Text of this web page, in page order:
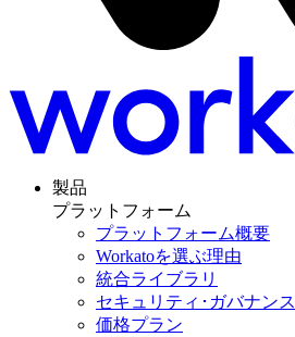
製品
プラットフォーム
プラットフォーム概要
Workatoを選ぶ理由
統合ライブラリ
セキュリティ･ガバナンス
価格プラン